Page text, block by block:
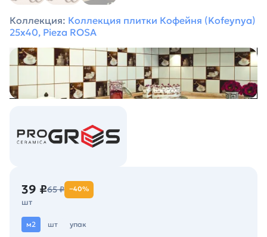
Коллекция: Коллекция плитки Кофейня (Kofeynya)
25х40, Pieza ROSA
39 ₽65 ₽
шт
−40%
м2 шт упак